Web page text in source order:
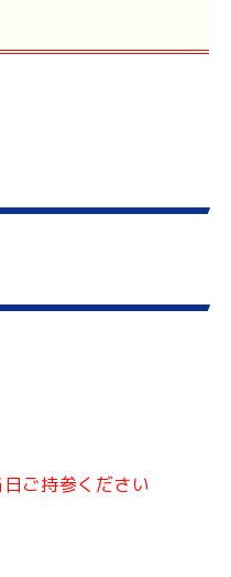
ご持参ください